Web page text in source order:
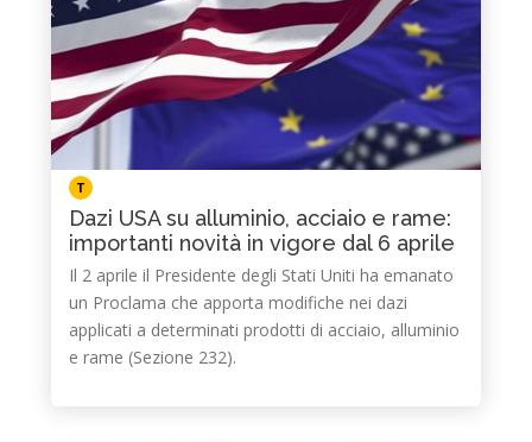
T
Dazi USA su alluminio, acciaio e rame:
importanti novità in vigore dal 6 aprile
Il 2 aprile il Presidente degli Stati Uniti ha emanato
un Proclama che apporta modifiche nei dazi
applicati a determinati prodotti di acciaio, alluminio
e rame (Sezione 232).